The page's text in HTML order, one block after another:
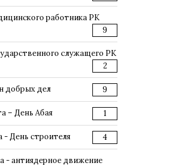
работника РК
9
служащего РК
2
добрых дел 9
– День Абая 1
- День строителя 4
- антиядерное движение